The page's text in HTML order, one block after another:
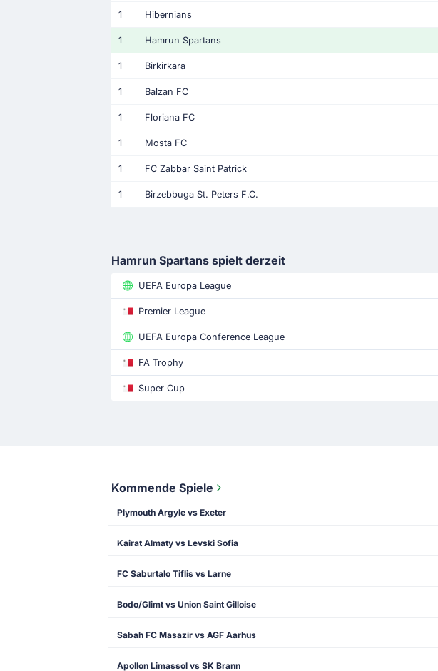
1 Hibernians
1 Hamrun Spartans
1 Birkirkara
1 Balzan FC
1 Floriana FC
1 Mosta FC
1 FC Zabbar Saint Patrick
1 Birzebbuga St. Peters F.C.
Hamrun Spartans spielt derzeit
UEFA Europa League
Premier League
UEFA Europa Conference League
FA Trophy
Super Cup
Kommende Spiele
Plymouth Argyle vs Exeter
Kairat Almaty vs Levski Sofia
FC Saburtalo Tiflis vs Larne
Bodo/Glimt vs Union Saint Gilloise
Sabah FC Masazir vs AGF Aarhus
Apollon Limassol vs SK Brann